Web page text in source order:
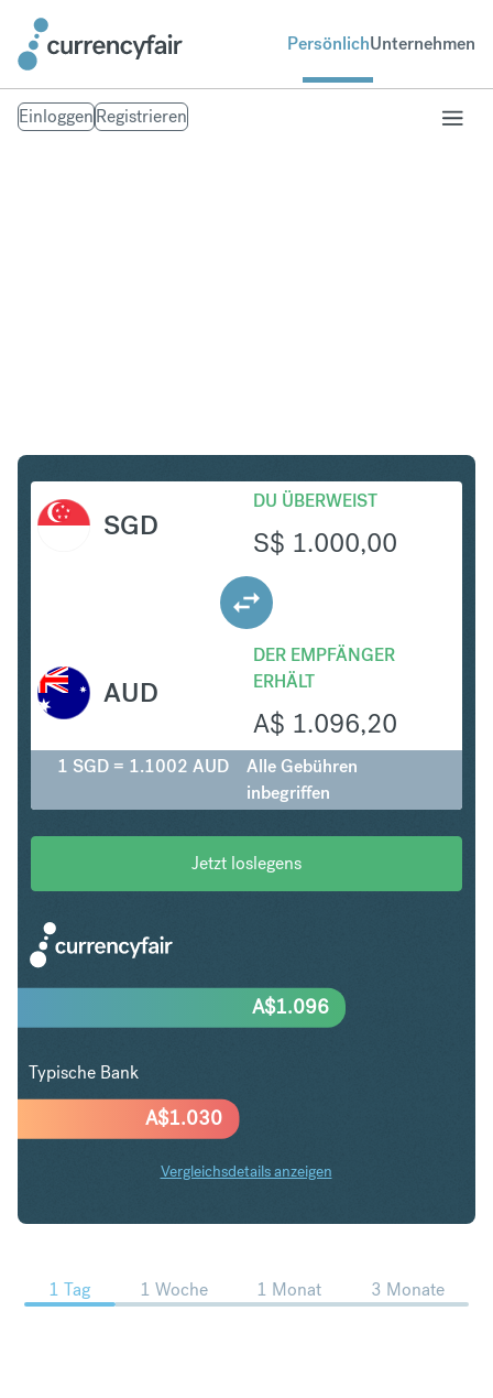
PersönlichUnternehmen
EinloggenRegistrieren
SGD
DU ÜBERWEIST
S$ 1.000,00
DER EMPFÄNGER
ERHÄLT
A$ 1.096,20
AUD
1 SGD = 1.1002 AUD
Alle Gebühren
inbegriffen
Jetzt loslegens
A$1.030
A$1.096
Typische Bank
Vergleichsdetails anzeigen
SGD in AUD Trends
1 Tag 1 Woche 1 Monat 3 Monate